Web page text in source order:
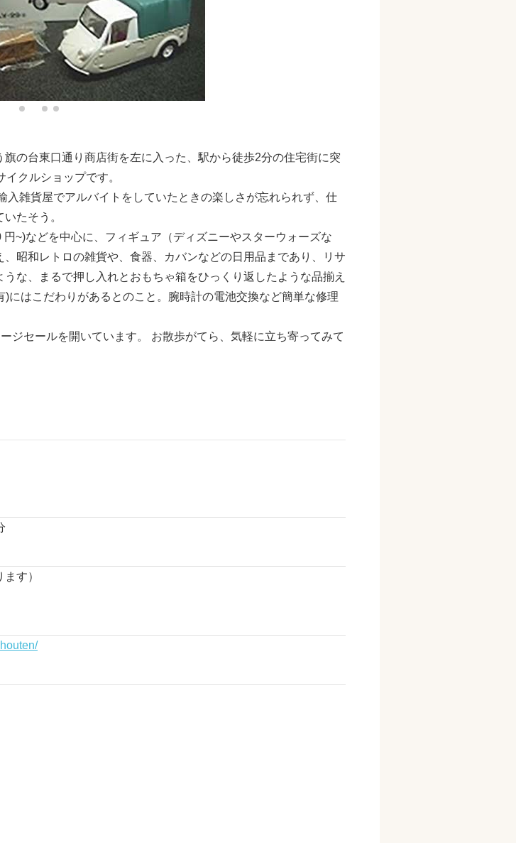
の台東口通り商店街を左に入った、駅から徒歩2分の住宅街に突
クルショップです。
雑貨屋でアルバイトをしていたときの楽しさが忘れられず、仕
たそう。
~)などを中心に、フィギュア（ディズニーやスターウォーズな
昭和レトロの雑貨や、食器、カバンなどの日用品まであり、リサ
な、まるで押し入れとおもちゃ箱をひっくり返したような品揃え
にはこだわりがあるとのこと。腕時計の電池交換など簡単な修理
ジセールを開いています。 お散歩がてら、気軽に立ち寄ってみて
す）